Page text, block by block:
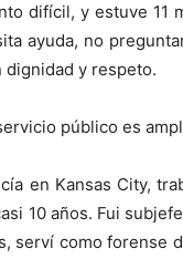
difícil, y estuve 11
ayuda, no
dignidad y respeto.
público es
en Kansas City,
10 años. Fui
serví como forense